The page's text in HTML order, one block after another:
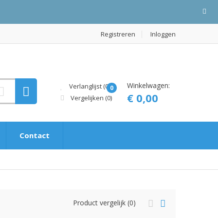
Registreren Inloggen
Verlanglijst (0)
Vergelijken (0)
0 Winkelwagen:
€ 0,00
Contact
Product vergelijk (0)